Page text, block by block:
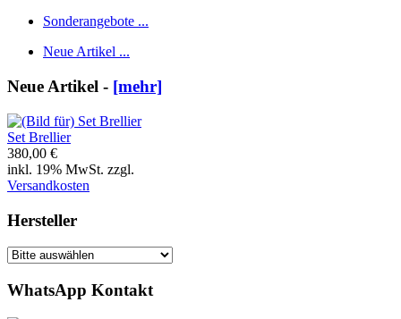
Sonderangebote ...
Neue Artikel ...
Neue Artikel - [mehr]
Set Brellier
380,00 €
inkl. 19% MwSt. zzgl.
Versandkosten
Hersteller
WhatsApp Kontakt